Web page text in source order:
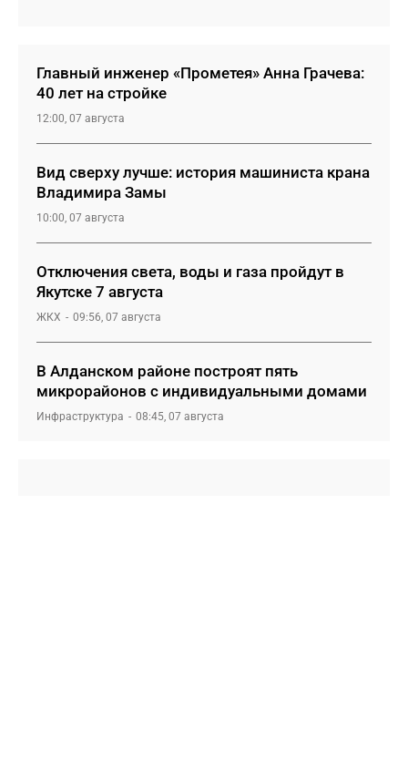
Главный инженер «Прометея» Анна Грачева:
40 лет на стройке
12:00, 07 августа
Вид сверху лучше: история машиниста крана
Владимира Замы
10:00, 07 августа
Отключения света, воды и газа пройдут в
Якутске 7 августа
ЖКХ 09:56, 07 августа
В Алданском районе построят пять
микрорайонов с индивидуальными домами
Инфраструктура 08:45, 07 августа